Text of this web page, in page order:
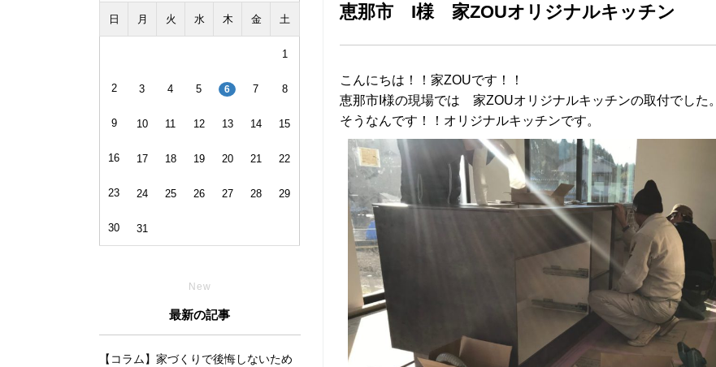
恵那市 I様 家ZOUオリジナルキッチン
こんにちは！！家ZOUです！！
恵那市I様の現場では 家ZOUオリジナルキッチンの取付でした。
そうなんです！！オリジナルキッチンです。
日 月 火 水 木 金 土
1
2 3 4 5 6 7 8
9 10 11 12 13 14 15
16 17 18 19 20 21 22
23 24 25 26 27 28 29
30 31
New
最新の記事
【コラム】家づくりで後悔しないため